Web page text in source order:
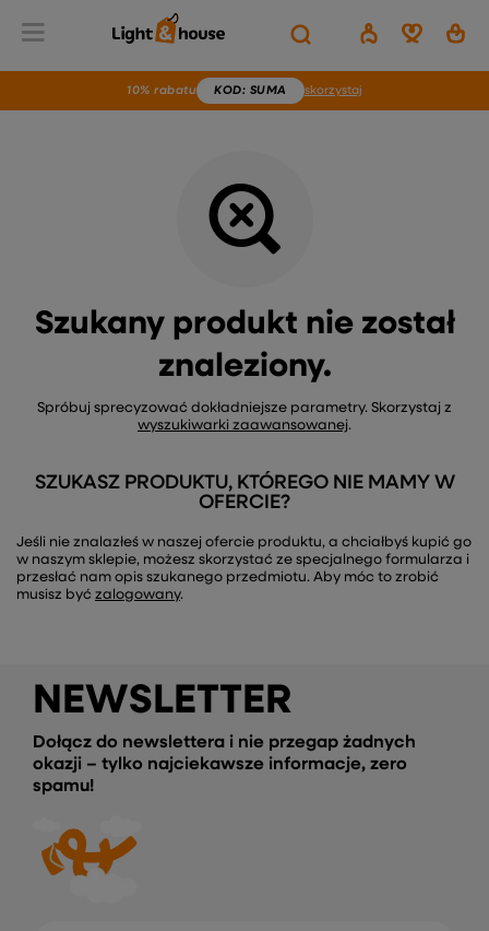
10% rabatu KOD: SUMA skorzystaj
Home Brak produktu
Szukany produkt nie został
znaleziony.
Spróbuj sprecyzować dokładniejsze parametry. Skorzystaj z
wyszukiwarki zaawansowanej.
SZUKASZ PRODUKTU, KTÓREGO NIE MAMY W
OFERCIE?
Jeśli nie znalazłeś w naszej ofercie produktu, a chciałbyś kupić go
w naszym sklepie, możesz skorzystać ze specjalnego formularza i
przesłać nam opis szukanego przedmiotu. Aby móc to zrobić
musisz być zalogowany.
NEWSLETTER
Dołącz do newslettera i nie przegap żadnych
okazji – tylko najciekawsze informacje, zero
spamu!